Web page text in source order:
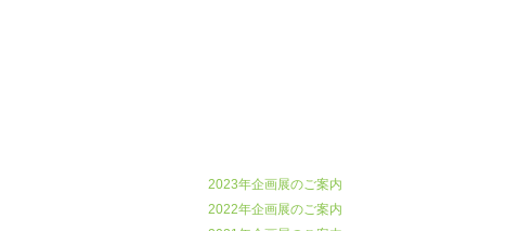
2023年企画展のご案内
2022年企画展のご案内